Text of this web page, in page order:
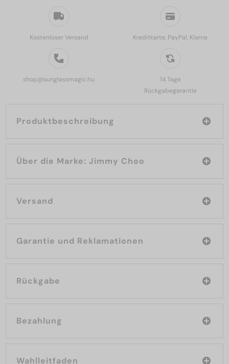
Kostenloser Versand Kreditkarte, PayPal, Klarna
shop@sunglassmagic.hu
14 Tage
Rückgabegarantie
Produktbeschreibung
Über die Marke: Jimmy Choo
Versand
Garantie und Reklamationen
Rückgabe
Bezahlung
Wahlleitfaden